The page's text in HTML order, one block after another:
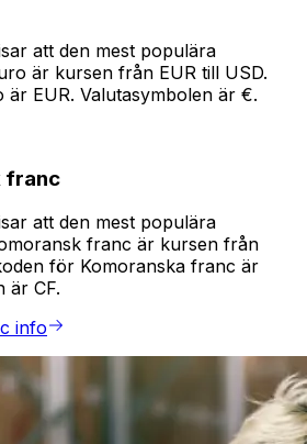
att den mest populära
är kursen från EUR till USD.
EUR. Valutasymbolen är €.
franc
att den mest populära
franc är kursen från
för Komoranska franc är
är CF.
info